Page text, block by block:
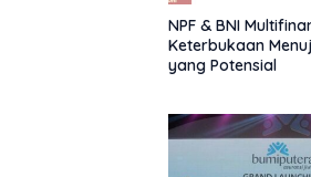
NPF & BNI
Keterbukaan
yang Potensial